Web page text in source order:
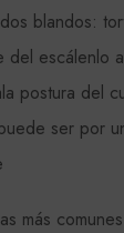
blandos:
del escálenlo
postura del
ser por
más